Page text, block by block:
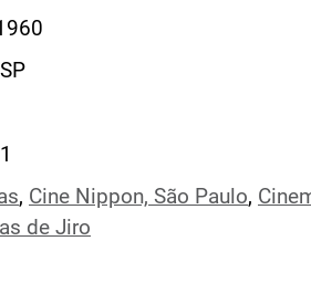
, Cine Nippon, São Paulo,
de Jiro